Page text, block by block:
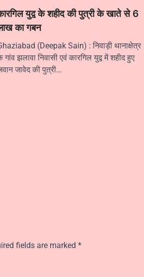
युद्व के शहीद की पुत्री के खाते से 6
का गबन
(Deepak Sain) : निवाड़ी थानाक्षेत्र
गांव झलावा निवासी एवं कारगिल युद्व में शहीद हुए
जावेद की पुत्री…
fields are marked *